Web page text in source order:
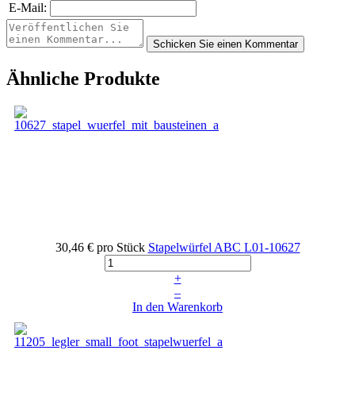
E-Mail:
Ähnliche Produkte
30,46 € pro Stück Stapelwürfel ABC L01-10627
+
–
In den Warenkorb